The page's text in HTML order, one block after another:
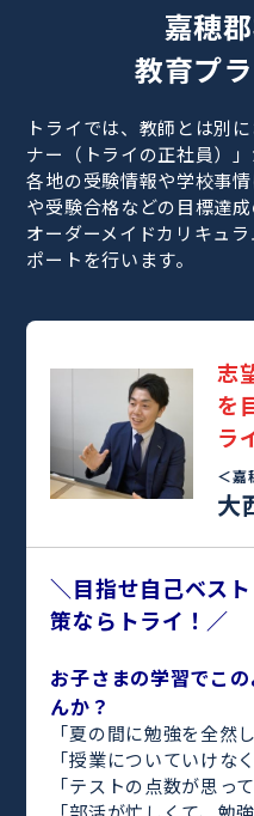
嘉穂
教育プ
トライでは、教師とは別
ナー（トライの正社員）」
各地の受験情報や学校事
や受験合格などの目標達
オーダーメイドカリキュ
ポートを行います。
志
を
ラ
＜嘉
＼目指せ自己ベス
策ならトライ！／
お子さまの学習でこ
んか？
「夏の間に勉強を全然
「授業についていけな
「テストの点数が思っ